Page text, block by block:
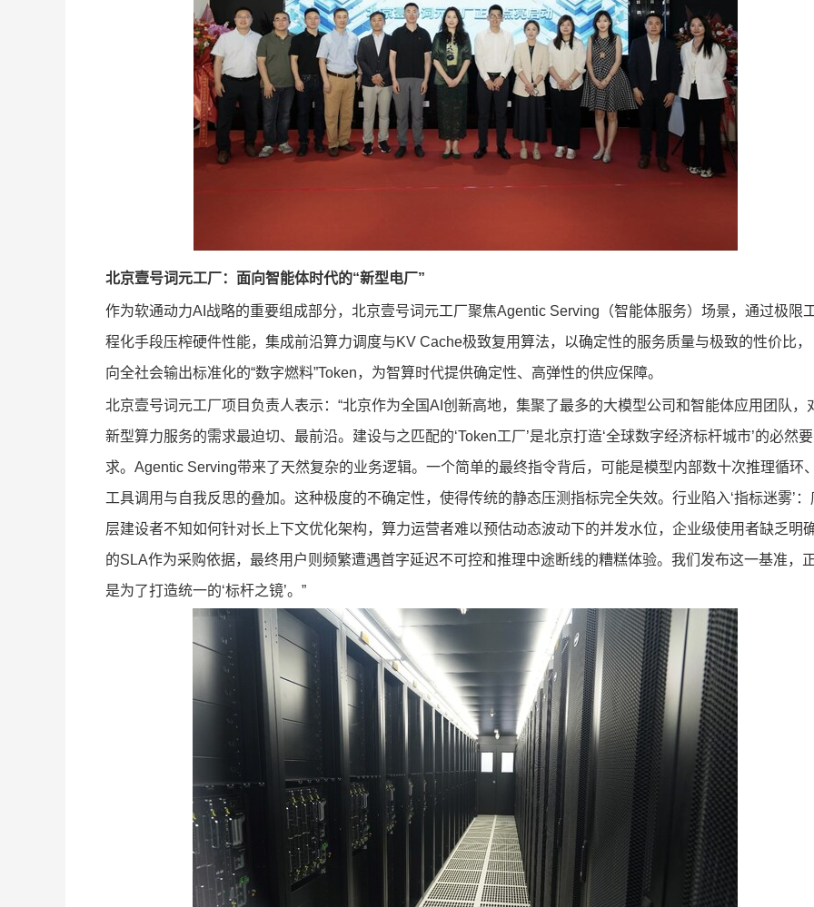
北京壹号词元工厂：面向智能体时代的“新型电厂”
作为软通动力AI战略的重要组成部分，北京壹号词元工厂聚焦Agentic Serving（智能体服务）场景，通过极限
程化手段压榨硬件性能，集成前沿算力调度与KV Cache极致复用算法，以确定性的服务质量与极致的性价比，
向全社会输出标准化的“数字燃料”Token，为智算时代提供确定性、高弹性的供应保障。
北京壹号词元工厂项目负责人表示：“北京作为全国AI创新高地，集聚了最多的大模型公司和智能体应用团队，
新型算力服务的需求最迫切、最前沿。建设与之匹配的‘Token工厂’是北京打造‘全球数字经济标杆城市’的必然要
求。Agentic Serving带来了天然复杂的业务逻辑。一个简单的最终指令背后，可能是模型内部数十次推理循环
工具调用与自我反思的叠加。这种极度的不确定性，使得传统的静态压测指标完全失效。行业陷入‘指标迷雾’：
层建设者不知如何针对长上下文优化架构，算力运营者难以预估动态波动下的并发水位，企业级使用者缺乏明
的SLA作为采购依据，最终用户则频繁遭遇首字延迟不可控和推理中途断线的糟糕体验。我们发布这一基准，
是为了打造统一的‘标杆之镜’。”